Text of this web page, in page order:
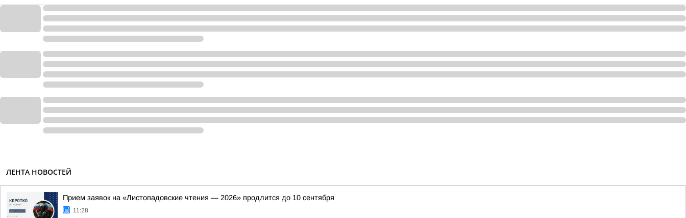
ЛЕНТА НОВОСТЕЙ
Прием заявок на «Листопадовские чтения — 2026» продлится до 10 сентября
11:28